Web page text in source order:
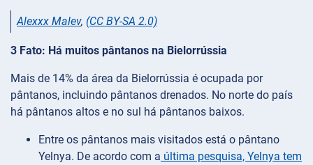
Alexxx Malev, (CC BY-SA 2.0)
3 Fato: Há muitos pântanos na Bielorrússia
Mais de 14% da área da Bielorrússia é ocupada por
pântanos, incluindo pântanos drenados. No norte do país
há pântanos altos e no sul há pântanos baixos.
Entre os pântanos mais visitados está o pântano
Yelnya. De acordo com a última pesquisa, Yelnya tem